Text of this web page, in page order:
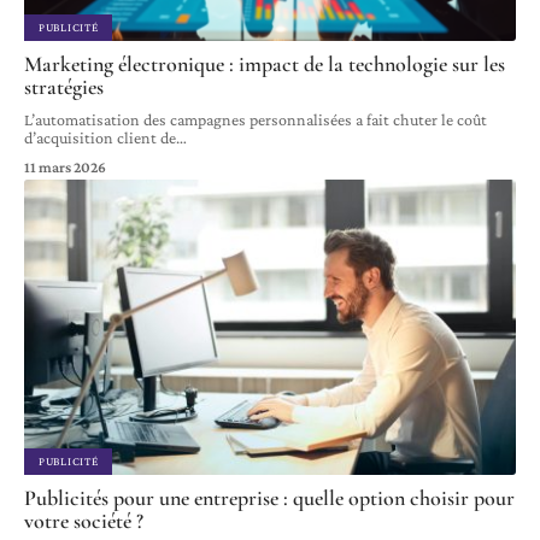
PUBLICITÉ
Marketing électronique : impact de la technologie sur les
stratégies
L’automatisation des campagnes personnalisées a fait chuter le coût
d’acquisition client de…
11 mars 2026
PUBLICITÉ
Publicités pour une entreprise : quelle option choisir pour
votre société ?